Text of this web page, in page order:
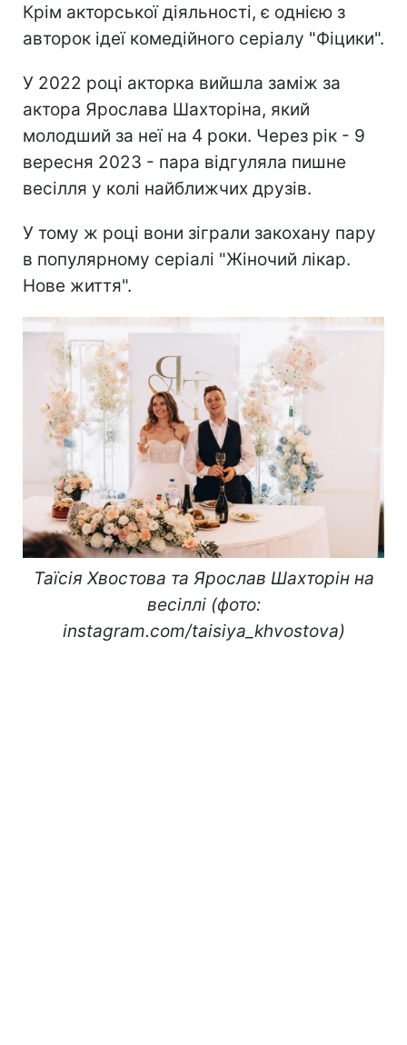
Крім акторської діяльності, є однією з
авторок ідеї комедійного серіалу "Фіцики".
У 2022 році акторка вийшла заміж за
актора Ярослава Шахторіна, який
молодший за неї на 4 роки. Через рік - 9
вересня 2023 - пара відгуляла пишне
весілля у колі найближчих друзів.
У тому ж році вони зіграли закохану пару
в популярному серіалі "Жіночий лікар.
Нове життя".
Таїсія Хвостова та Ярослав Шахторін на
весіллі (фото:
instagram.com/taisiya_khvostova)